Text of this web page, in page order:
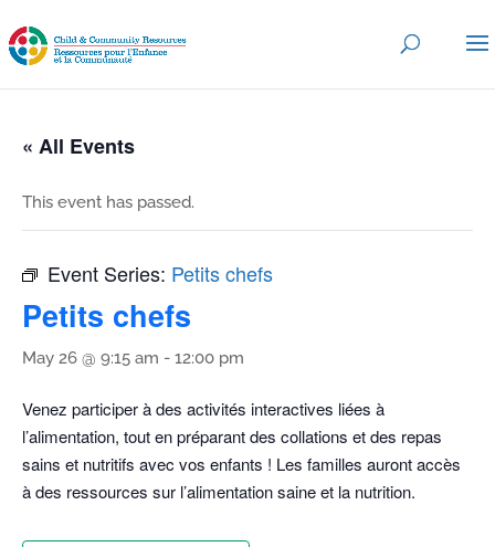
« All Events
This event has passed.
Event Series: Petits chefs
Petits chefs
May 26 @ 9:15 am - 12:00 pm
Venez participer à des activités interactives liées à
l’alimentation, tout en préparant des collations et des repas
sains et nutritifs avec vos enfants ! Les familles auront accès
à des ressources sur l’alimentation saine et la nutrition.